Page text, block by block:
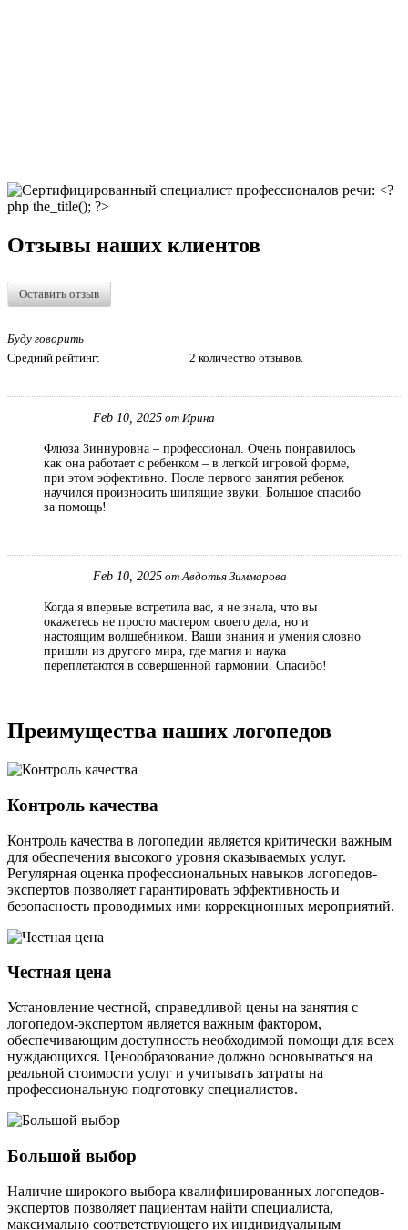
Отзывы наших клиентов
Оставить отзыв
Буду говорить
Средний рейтинг:
2 количество отзывов.
Feb 10, 2025 от Ирина
Флюза Зиннуровна – профессионал. Очень понравилось
как она работает с ребенком – в легкой игровой форме,
при этом эффективно. После первого занятия ребенок
научился произносить шипящие звуки. Большое спасибо
за помощь!
Feb 10, 2025 от Авдотья Зиммарова
Когда я впервые встретила вас, я не знала, что вы
окажетесь не просто мастером своего дела, но и
настоящим волшебником. Ваши знания и умения словно
пришли из другого мира, где магия и наука
переплетаются в совершенной гармонии. Спасибо!
Преимущества наших логопедов
Контроль качества
Контроль качества в логопедии является критически важным
для обеспечения высокого уровня оказываемых услуг.
Регулярная оценка профессиональных навыков логопедов-
экспертов позволяет гарантировать эффективность и
безопасность проводимых ими коррекционных мероприятий.
Честная цена
Установление честной, справедливой цены на занятия с
логопедом-экспертом является важным фактором,
обеспечивающим доступность необходимой помощи для всех
нуждающихся. Ценообразование должно основываться на
реальной стоимости услуг и учитывать затраты на
профессиональную подготовку специалистов.
Большой выбор
Наличие широкого выбора квалифицированных логопедов-
экспертов позволяет пациентам найти специалиста,
максимально соответствующего их индивидуальным